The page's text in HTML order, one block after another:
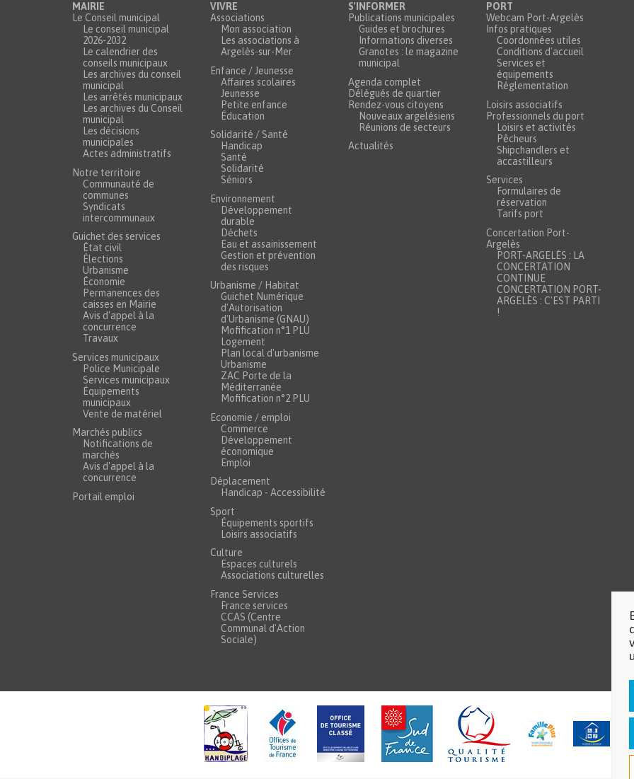
MAIRIE
Le Conseil municipal
Le conseil municipal
2026-2032
Le calendrier des
conseils municipaux
Les archives du conseil
municipal
Les arrêtés municipaux
Les archives du Conseil
municipal
Les décisions
municipales
Actes administratifs
Notre territoire
Communauté de
communes
Syndicats
intercommunaux
Guichet des services
État civil
Élections
Urbanisme
Économie
Permanences des
caisses en Mairie
Avis d'appel à la
concurrence
Travaux
Services municipaux
Police Municipale
Services municipaux
Équipements
municipaux
Vente de matériel
Marchés publics
Notifications de
marchés
Avis d'appel à la
concurrence
Portail emploi
VIVRE
Associations
Mon association
Les associations à
Argelès-sur-Mer
Enfance / Jeunesse
Affaires scolaires
Jeunesse
Petite enfance
Éducation
Solidarité / Santé
Handicap
Santé
Solidarité
Séniors
Environnement
Développement
durable
Déchets
Eau et assainissement
Gestion et prévention
des risques
Urbanisme / Habitat
Guichet Numérique
d'Autorisation
d'Urbanisme (GNAU)
Mofification n°1 PLU
Logement
Plan local d'urbanisme
Urbanisme
ZAC Porte de la
Méditerranée
Mofification n°2 PLU
Economie / emploi
Commerce
Développement
économique
Emploi
Déplacement
Handicap - Accessibilité
Sport
Équipements sportifs
Loisirs associatifs
Culture
Espaces culturels
Associations culturelles
France Services
France services
CCAS (Centre
Communal d'Action
Sociale)
S'INFORMER
Publications municipales
Guides et brochures
Informations diverses
Granotes : le magazine
municipal
Agenda complet
Délégués de quartier
Rendez-vous citoyens
Nouveaux argelésiens
Réunions de secteurs
Actualités
PORT
Webcam Port-Argelès
Infos pratiques
Coordonnées utiles
Conditions d'accueil
Services et
équipements
Réglementation
Loisirs associatifs
Professionnels du port
Loisirs et activités
Pêcheurs
Shipchandlers et
accastilleurs
Services
Formulaires de
réservation
Tarifs port
Concertation Port-
Argelès
PORT-ARGELÈS : LA
CONCERTATION
CONTINUE
CONCERTATION PORT-
ARGELÈS : C'EST PARTI
!